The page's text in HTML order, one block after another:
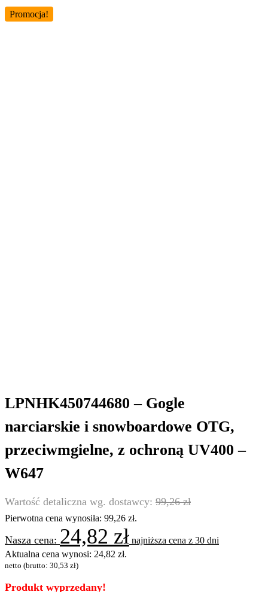
Promocja!
LPNHK450744680 – Gogle
narciarskie i snowboardowe OTG,
przeciwmgielne, z ochroną UV400 –
W647
99,26zł
Pierwotna cena wynosiła: 99,26 zł.
24,82 zł najniższa cena z 30 dni
Aktualna cena wynosi: 24,82 zł.
netto (brutto: 30,53 zł)
Produkt wyprzedany!